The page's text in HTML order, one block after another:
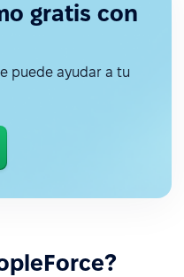
gratis con
puede ayudar a tu